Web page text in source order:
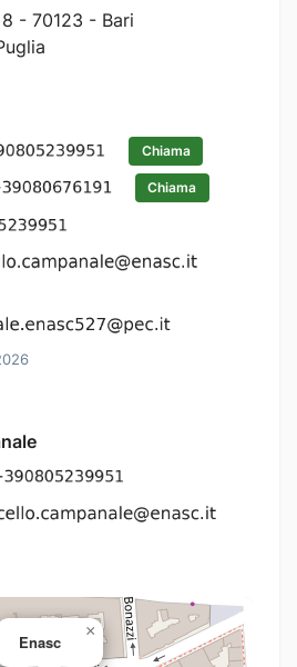
- 70123 - Bari
Chiama
Chiama
Enasc
×